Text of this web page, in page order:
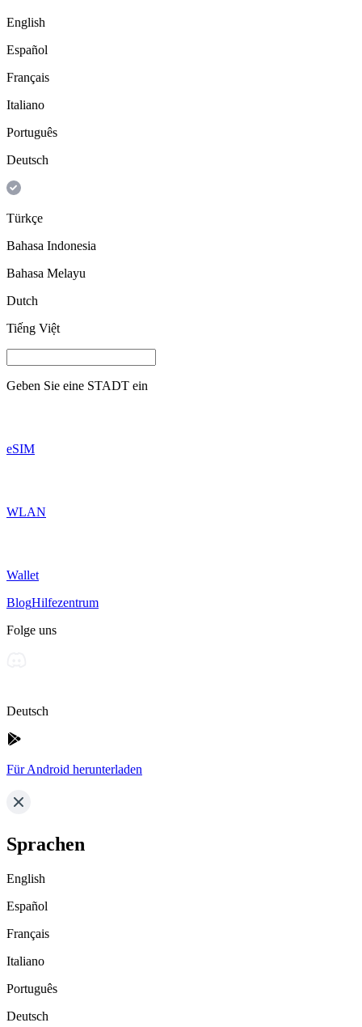
English
Español
Français
Italiano
Português
Deutsch
Türkçe
Bahasa Indonesia
Bahasa Melayu
Dutch
Tiếng Việt
Geben Sie eine STADT ein
eSIM
WLAN
Wallet
BlogHilfezentrum
Folge uns
Deutsch
Für Android herunterladen
Sprachen
English
Español
Français
Italiano
Português
Deutsch